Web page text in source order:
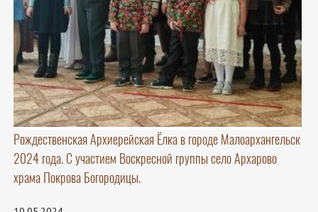
Рождественская Архиерейская Ёлка в городе Малоархангельск
2024 года. С участием Воскресной группы село Архарово
храма Покрова Богородицы.